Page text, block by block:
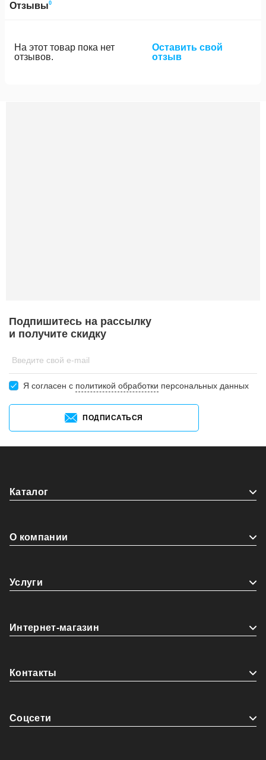
Отзывы0
На этот товар пока нет
отзывов.
Оставить свой
отзыв
Подпишитесь на рассылку
и получите скидку
Введите свой e-mail
Я согласен c политикой обработки персональных данных
ПОДПИСАТЬСЯ
Каталог
О компании
Услуги
Интернет-магазин
Контакты
Coцсети